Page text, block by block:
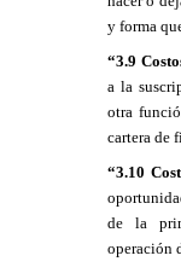
y forma
“3.9
a la
otra
cartera de
“3.10
de la
operación